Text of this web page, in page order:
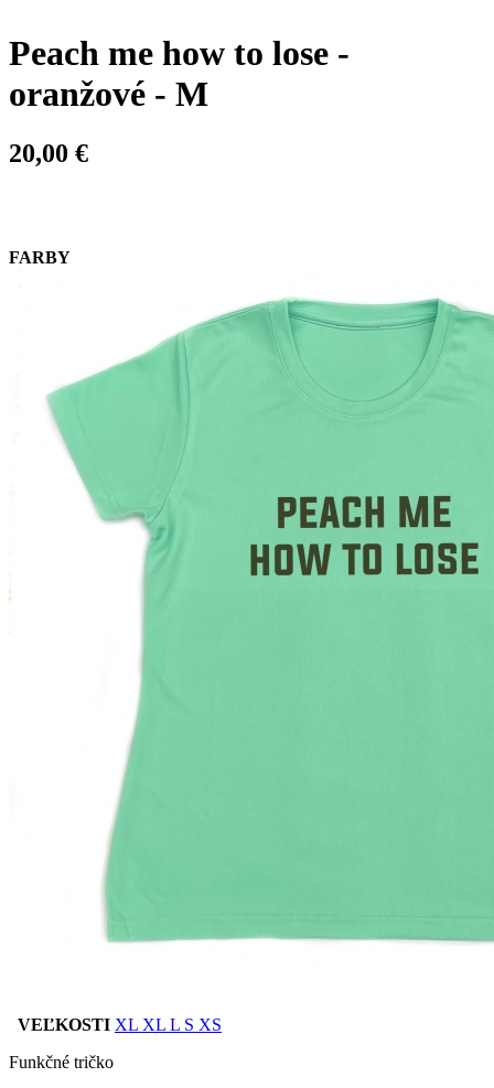
Peach me how to lose -
oranžové - M
20,00 €
FARBY
VEĽKOSTI XL XL L S XS
Funkčné tričko